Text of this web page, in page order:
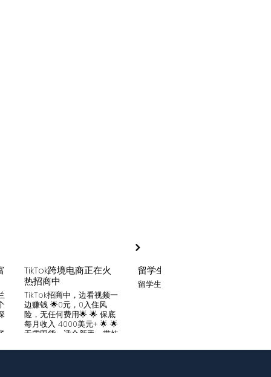
TikTok跨境电商正在火
热招商中
TikTok招商中，边看视频一
边赚钱 🌟0元，0入住风
险，无任何费用🌟 🌟 保底
每月收入 4000美元+ 🌟 🌟
无需囤货，适合新手，带娃
商，有来自世界各地的服
留学生贷款
留学生贷款专业平台
风险